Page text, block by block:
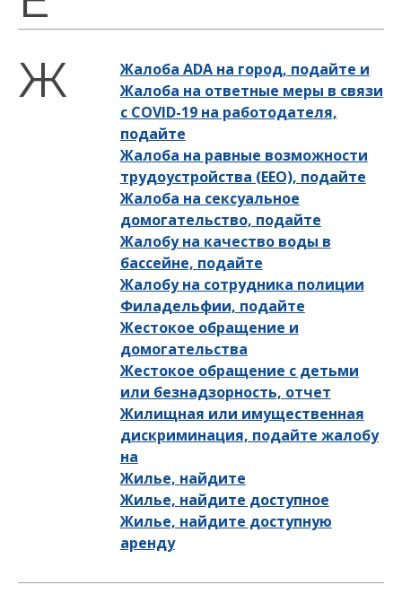
Жалоба ADA на город, подайте и
Жалоба на ответные меры в связи
с COVID-19 на работодателя,
подайте
Жалоба на равные возможности
трудоустройства (EEO), подайте
Жалоба на сексуальное
домогательство, подайте
Жалобу на качество воды в
бассейне, подайте
Жалобу на сотрудника полиции
Филадельфии, подайте
Жестокое обращение и
домогательства
Жестокое обращение с детьми
или безнадзорность, отчет
Жилищная или имущественная
дискриминация, подайте жалобу
на
Жилье, найдите
Жилье, найдите доступное
Жилье, найдите доступную
аренду